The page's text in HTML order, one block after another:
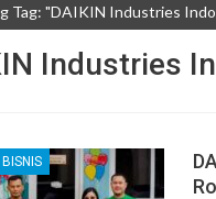
Tag: "DAIKIN Industries
Industries